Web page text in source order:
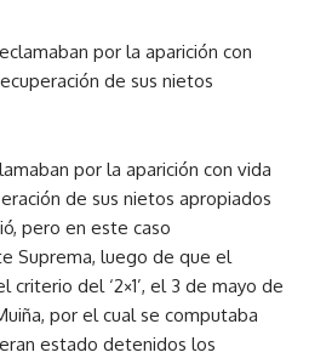
por la aparición con vida
de sus nietos apropiados
pero en este caso
Suprema, luego de que el
del ‘2×1’, el 3 de mayo de
por el cual se computaba
estado detenidos los